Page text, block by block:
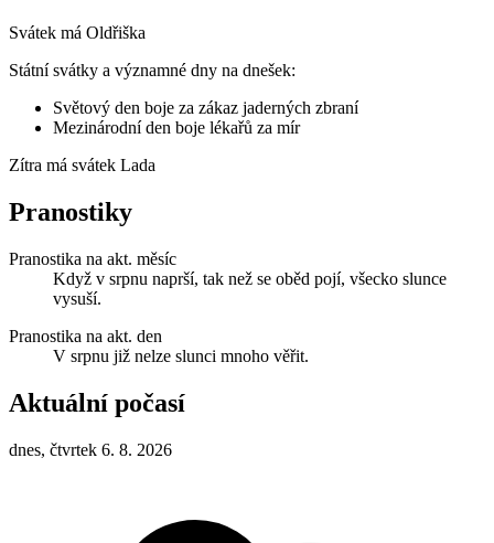
Svátek má Oldřiška
Státní svátky a významné dny na dnešek:
Světový den boje za zákaz jaderných zbraní
Mezinárodní den boje lékařů za mír
Zítra má svátek Lada
Pranostiky
Pranostika na akt. měsíc
Když v srpnu naprší, tak než se oběd pojí, všecko slunce
vysuší.
Pranostika na akt. den
V srpnu již nelze slunci mnoho věřit.
Aktuální počasí
dnes, čtvrtek 6. 8. 2026